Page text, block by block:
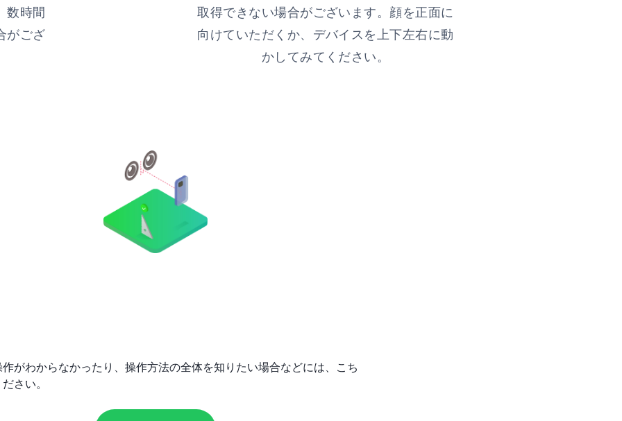
数時間
がござ
取得できない場合がございます。顔を正面に
向けていただくか、デバイスを上下左右に動
かしてみてください。
がわからなかったり、操作方法の全体を知りたい場合などには、こち
さい。